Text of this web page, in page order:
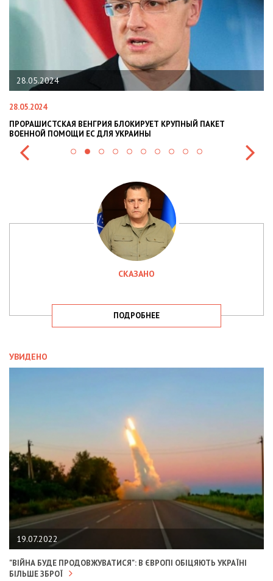
ВЕНГРИЯ БЛОКИРУЕТ КРУПНЫЙ ПАКЕТ
ПОМОЩИ ЕС ДЛЯ УКРАИНЫ
СКАЗАНО
ПОДРОБНЕЕ
УВИДЕНО
19.07.2022
"ВІЙНА БУДЕ ПРОДОВЖУВАТИСЯ": В ЄВРОПІ ОБІЦЯЮТЬ УКРАЇНІ
БІЛЬШЕ ЗБРОЇ